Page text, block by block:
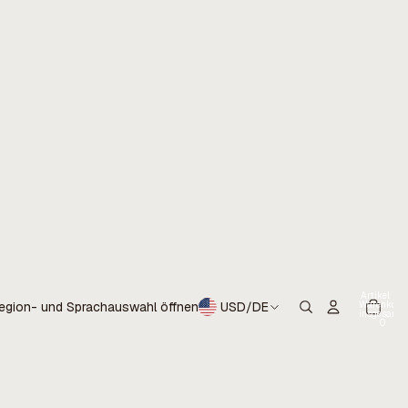
und Sprachauswahl öffnen USD/DE
Artikel im
Warenkorb
insgesamt: